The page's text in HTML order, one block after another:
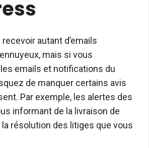
autant d’emails
mais si vous
emails et notifications du
de manquer certains avis
Par exemple, les alertes des
informant de la livraison de
résolution des litiges que vous